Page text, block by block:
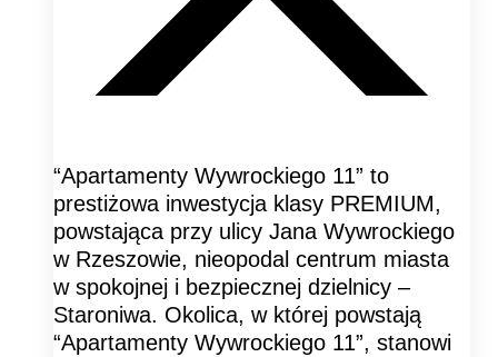
“Apartamenty Wywrockiego 11” to
prestiżowa inwestycja klasy PREMIUM,
powstająca przy ulicy Jana Wywrockiego
w Rzeszowie, nieopodal centrum miasta
w spokojnej i bezpiecznej dzielnicy –
Staroniwa. Okolica, w której powstają
“Apartamenty Wywrockiego 11”, stanowi